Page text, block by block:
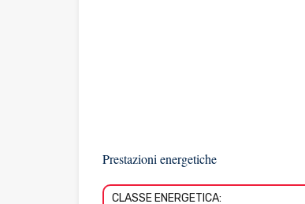
Prestazioni energetiche
CLASSE ENERGETICA: